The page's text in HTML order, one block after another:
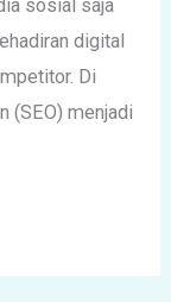
sosial saja
digital
Di
(SEO) menjadi